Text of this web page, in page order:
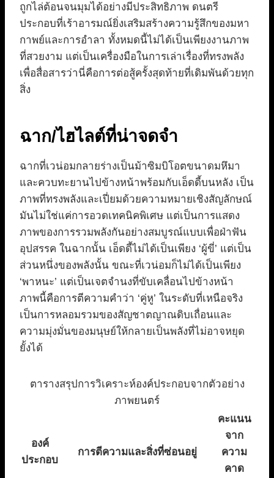
ถูกไล่ต้อนจนมุมได้อย่างมีประสิทธิภาพ ดนตรี
ประกอบที่เร้าอารมณ์ยิ่งเสริมสร้างความรู้สึกของมหา
กาพย์และการอำลา ทั้งหมดนี้ไม่ได้เป็นเพียงงานภาพ
ที่สวยงาม แต่เป็นเครื่องมือในการเล่าเรื่องที่ทรงพลัง
เพื่อสื่อสารว่านี่คือการต่อสู้ครั้งสุดท้ายที่เดิมพันด้วยทุก
สิ่ง
ฉาก/ไฮไลต์ที่น่าจดจำ
ฉากที่เวน่อมกลายร่างเป็นม้าซิมบิโอตขนาดมหึมา
และควบทะยานไปข้างหน้าพร้อมกับเอ็ดดี้บนหลัง เป็น
ภาพที่ทรงพลังและเปี่ยมด้วยความหมายเชิงสัญลักษณ์
มันไม่ใช่แค่การอวดเทคนิคพิเศษ แต่เป็นการแสดง
ภาพของการรวมพลังกันอย่างสมบูรณ์แบบเพื่อฝ่าฟัน
อุปสรรค ในฉากนั้น เอ็ดดี้ไม่ได้เป็นเพียง ‘ผู้ขี่’ แต่เป็น
ส่วนหนึ่งของพลังนั้น ขณะที่เวน่อมก็ไม่ได้เป็นเพียง
‘พาหนะ’ แต่เป็นเจตจำนงที่ขับเคลื่อนไปข้างหน้า
ภาพนี้คือการตีความคำว่า ‘คู่หู’ ในระดับที่เหนือจริง
เป็นการหลอมรวมของสัญชาตญาณดิบเถื่อนและ
ความมุ่งมั่นของมนุษย์ให้กลายเป็นพลังที่ไม่อาจหยุด
ยั้งได้
ตารางสรุปการวิเคราะห์องค์ประกอบจากตัวอย่าง
ภาพยนตร์
องค์
ประกอบ
การตีความและสิ่งที่ซ่อนอยู่
คะแนน
จาก
ความ
คาด